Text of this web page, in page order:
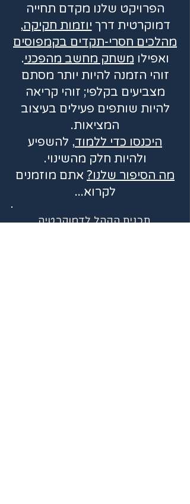
הפרויקט שלנו מקדם תחייה
דמוקרטית דרך יוזמות חקיקה,
מהלכים חסרי-תקדים בקמפוסים
ואפילו משחק מחשב מהפכני.
זוהי הזמנה להיות יותר מסתם
מצביעים בקלפי; זוהי קריאה
להיות שותפים פעילים בעיצוב
המציאות.
היכנסו כדי ללמוד, להשפיע
ולהיות חלק מהשינוי.
מה הסיפור שלנו? אתם מוזמנים
לקרוא...
תכניתהקהללדמוקרטיה